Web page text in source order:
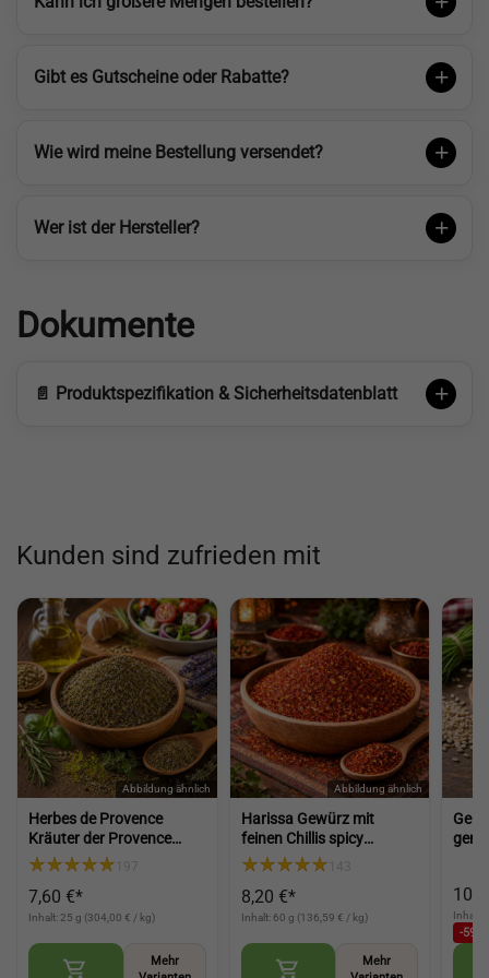
Gibt es Gutscheine oder Rabatte?
Wie wird meine Bestellung versendet?
Wer ist der Hersteller?
Dokumente
📄 Produktspezifikation & Sicherheitsdatenblatt
Kunden sind zufrieden mit
Herbes de Provence
Kräuter der Provence
Gewürz für Salat
Küche und Gerichte
(Herbs of Provence)
7,60 €*
Inhalt: 25 g (304,00 € / kg)
Mehr
Harissa Gewürz mit
feinen Chillis spicy
Gewürz scharfes Gewürz
und Kochen (Harissa
Spice)
8,20 €*
Inhalt: 60 g (136,59 € / kg)
Mehr
Inhalt:
-